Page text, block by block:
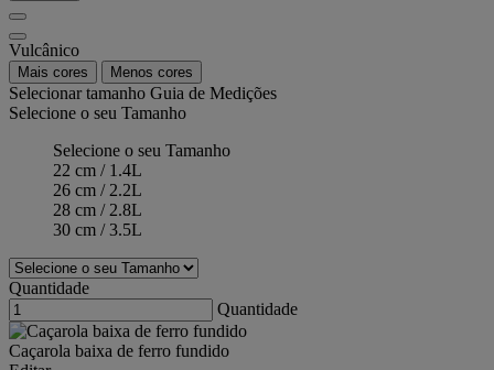
Vulcânico
Mais cores Menos cores
Selecionar tamanho Guia de Medições
Selecione o seu Tamanho
Selecione o seu Tamanho
22 cm / 1.4L
26 cm / 2.2L
28 cm / 2.8L
30 cm / 3.5L
Quantidade
Quantidade
Caçarola baixa de ferro fundido